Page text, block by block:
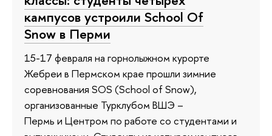
кампусов устроили School Of
Snow в Перми
15-17 февраля на горнолыжном курорте
Жебреи в Пермском крае прошли зимние
соревнования SOS (School of Snow),
организованные Турклубом ВШЭ –
Пермь и Центром по работе со студентами и